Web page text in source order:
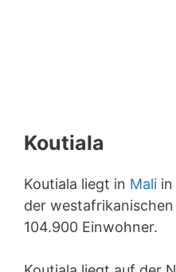
Koutiala
Koutiala liegt in Mali in
der
104.900 Einwohner.